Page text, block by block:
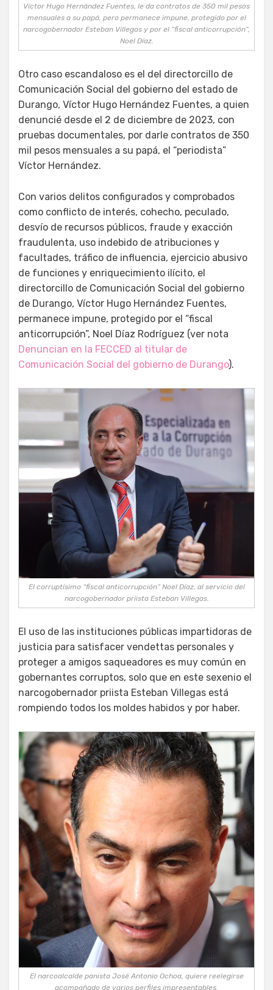
Víctor Hugo Hernández Fuentes, le da contratos de 350 mil pesos
mensuales a su papá, pero permanece impune, protegido por el
narcogobernador Esteban Villegas y por el “fiscal anticorrupción”,
Noel Díaz.
Otro caso escandaloso es el del directorcillo de
Comunicación Social del gobierno del estado de
Durango, Víctor Hugo Hernández Fuentes, a quien
denuncié desde el 2 de diciembre de 2023, con
pruebas documentales, por darle contratos de 350
mil pesos mensuales a su papá, el “periodista”
Víctor Hernández.
Con varios delitos configurados y comprobados
como conflicto de interés, cohecho, peculado,
desvío de recursos públicos, fraude y exacción
fraudulenta, uso indebido de atribuciones y
facultades, tráfico de influencia, ejercicio abusivo
de funciones y enriquecimiento ilícito, el
directorcillo de Comunicación Social del gobierno
de Durango, Víctor Hugo Hernández Fuentes,
permanece impune, protegido por el “fiscal
anticorrupción”, Noel Díaz Rodríguez (ver nota
Denuncian en la FECCED al titular de
Comunicación Social del gobierno de Durango).
El corruptísimo “fiscal anticorrupción” Noel Díaz, al servicio del
narcogobernador priista Esteban Villegas.
El uso de las instituciones públicas impartidoras de
justicia para satisfacer vendettas personales y
proteger a amigos saqueadores es muy común en
gobernantes corruptos, solo que en este sexenio el
narcogobernador priista Esteban Villegas está
rompiendo todos los moldes habidos y por haber.
El narcoalcalde panista José Antonio Ochoa, quiere reelegirse
acompañado de varios perfiles impresentables.